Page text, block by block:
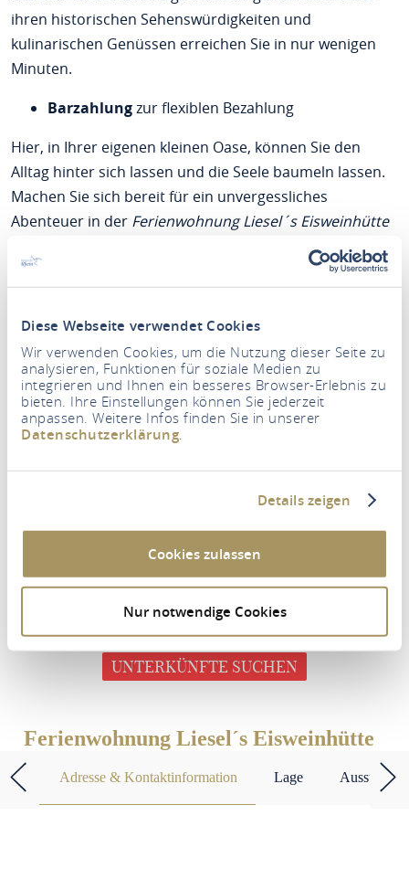
Diese Webseite verwendet Cookies
Wir verwenden Cookies, um die Nutzung dieser Seite zu
analysieren, Funktionen für soziale Medien zu
integrieren und Ihnen ein besseres Browser-Erlebnis zu
bieten. Ihre Einstellungen können Sie jederzeit
anpassen. Weitere Infos finden Sie in unserer
Datenschutzerklärung
Details zeigen
Cookies zulassen
Nur notwendige Cookies
ihren historischen Sehenswürdigkeiten und
kulinarischen Genüssen erreichen Sie in nur wenigen
Minuten.
Barzahlungzur flexiblen Bezahlung
Hier, in Ihrer eigenen kleinen Oase, können Sie den
Alltag hinter sich lassen und die Seele baumeln lassen.
Machen Sie sich bereit für ein unvergessliches
Abenteuer in der Ferienwohnung Liesel´s Eisweinhütte
– Ihrem perfekten Rückzugsort an den Toren zur
Rheinhessischen Toskana und des Mittelrheintals.
2 Erwachsene
UNTERKÜNFTE SUCHEN
Ferienwohnung Liesel´s Eisweinhütte
Adresse & Kontaktinformation Lage